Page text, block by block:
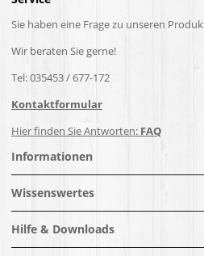
Sie haben eine Frage zu unseren
Wir beraten Sie gerne!
Tel: 035453 / 677-172
Kontaktformular
Hier finden Sie Antworten: FAQ
Informationen
Wissenswertes
Hilfe & Downloads